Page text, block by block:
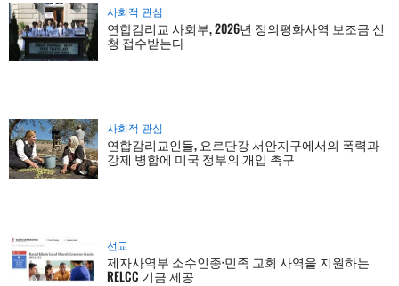
사회적 관심
연합감리교 사회부, 2026년 정의평화사역 보조금 신
청 접수받는다
사회적 관심
연합감리교인들, 요르단강 서안지구에서의 폭력과
강제 병합에 미국 정부의 개입 촉구
선교
제자사역부 소수인종·민족 교회 사역을 지원하는
RELCC 기금 제공